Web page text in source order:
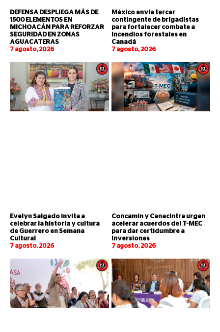
DEFENSA DESPLIEGA MÁS DE
1500 ELEMENTOS EN
MICHOACÁN PARA REFORZAR
SEGURIDAD EN ZONAS
AGUACATERAS
7 agosto, 2026
México envía tercer
contingente de brigadistas
para fortalecer combate a
incendios forestales en
Canadá
7 agosto, 2026
Evelyn Salgado invita a
celebrar la historia y cultura
de Guerrero en Semana
Cultural
7 agosto, 2026
Concamin y Canacintra urgen
acelerar acuerdos del T-MEC
para dar certidumbre a
inversiones
7 agosto, 2026